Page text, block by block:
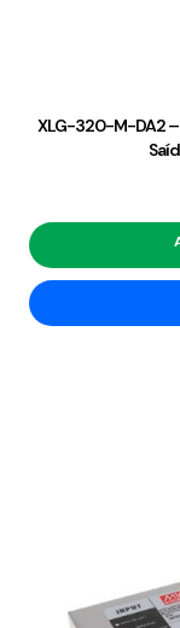
XLG-320-M-DA2 –